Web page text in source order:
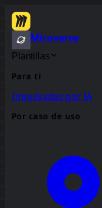
Miroverse
Plantillas
Para ti
Impulsadas por IA
Por caso de uso